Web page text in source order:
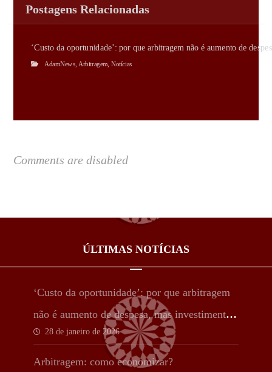
Postagens Relacionadas
‘Custo da oportunidade’: por que arbitragem não é aumento de
AdamNews Arbitragem Notícias
Comments are disabled
ÚLTIMAS NOTÍCIAS
‘Custo da oportunidade’: por que arbitragem
não é aumento de despesa, mas investimento
estratégico
28 de janeiro de 2026
Arbitragem: como economizar?